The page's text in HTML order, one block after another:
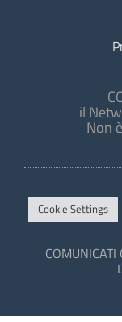
il
Non
Cookie Settings